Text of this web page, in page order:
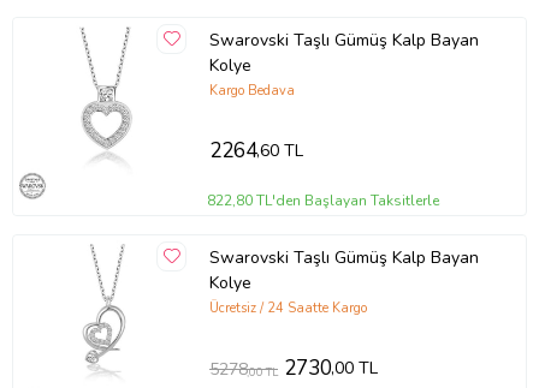
Swarovski Taşlı Gümüş Kalp Bayan
Kolye
Kargo Bedava
2264,60 TL
822,80 TL'den Başlayan Taksitlerle
Swarovski Taşlı Gümüş Kalp Bayan
Kolye
Ücretsiz / 24 Saatte Kargo
5278,00 TL 2730,00 TL